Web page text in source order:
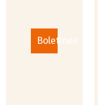
Boletines